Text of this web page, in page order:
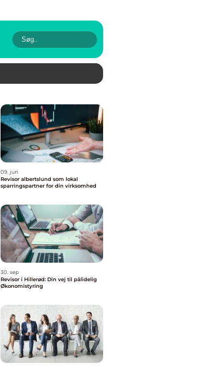
09. jun
Revisor albertslund som lokal
sparringspartner for din virksomhed
30. sep
Revisor i Hillerød: Din vej til pålidelig
Økonomistyring